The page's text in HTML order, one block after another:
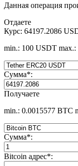
Данная операция
Отдаете
Курс: 64197.2086
min.: 100 USDT
Сумма*:
Получаете
min.: 0.0015577 BTC
Сумма*:
Bitcoin адрес*: